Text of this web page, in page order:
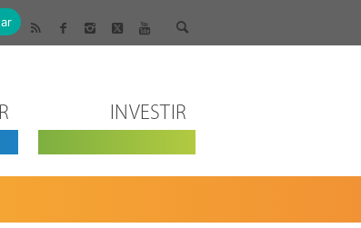
INVESTIR